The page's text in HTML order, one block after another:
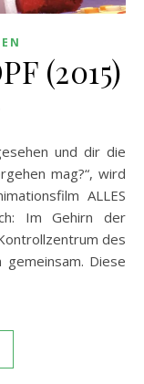
(2015)
mag?“, wird
ALLES
Im Gehirn der
des
Diese